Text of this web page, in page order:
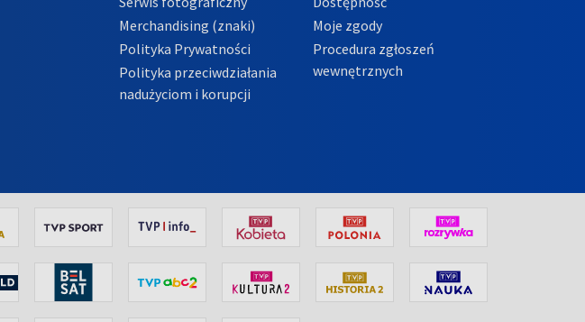
Merchandising (znaki)
Polityka Prywatności
Polityka przeciwdziałania
nadużyciom i korupcji
Moje zgody
Procedura zgłoszeń
wewnętrznych